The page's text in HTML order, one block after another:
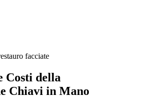
facciate
Costi della
Chiavi in Mano